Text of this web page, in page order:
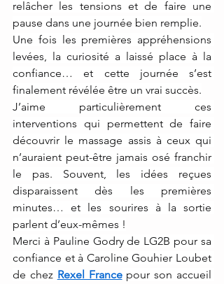
relâcher les tensions et de faire une
pause dans une journée bien remplie.
Une fois les premières appréhensions
levées, la curiosité a laissé place à la
confiance… et cette journée s’est
finalement révélée être un vrai succès.
J’aime particulièrement ces
interventions qui permettent de faire
découvrir le massage assis à ceux qui
n’auraient peut-être jamais osé franchir
le pas. Souvent, les idées reçues
disparaissent dès les premières
minutes… et les sourires à la sortie
parlent d’eux-mêmes !
Merci à Pauline Godry de LG2B pour sa
confiance et à Caroline Gouhier Loubet
de chez Rexel France pour son accueil